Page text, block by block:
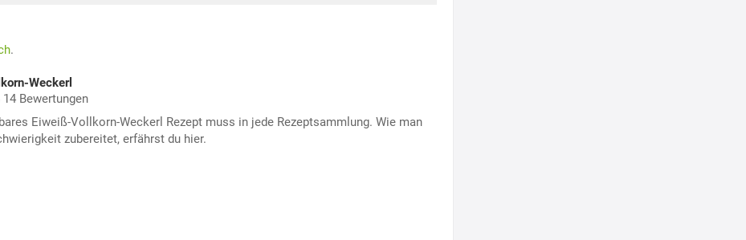
.
Weckerl
14 Bewertungen
Eiweiß-Vollkorn-Weckerl Rezept muss in jede Rezeptsammlung. Wie man
zubereitet, erfährst du hier.